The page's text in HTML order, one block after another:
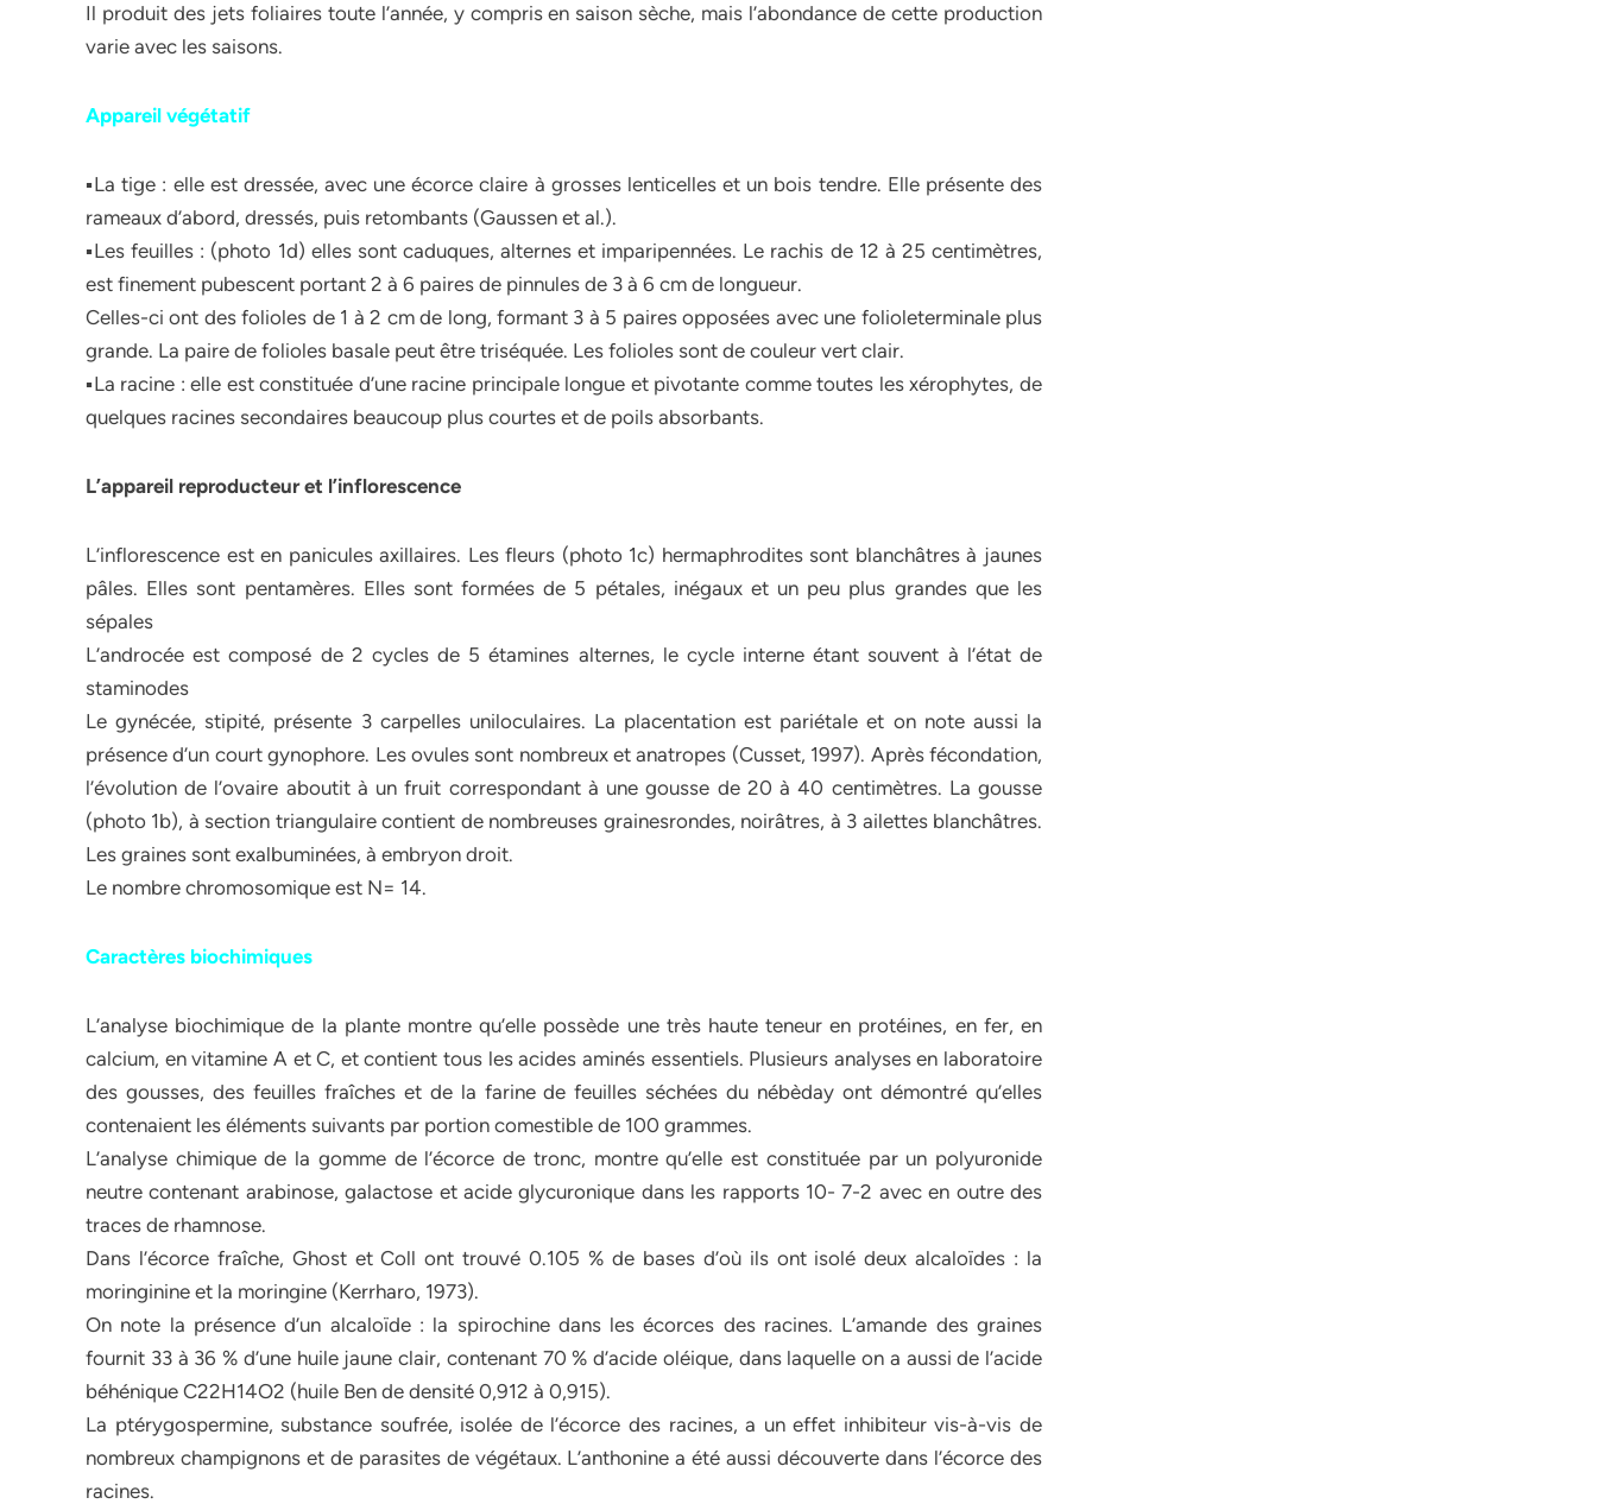
Il produit des jets foliaires toute l’année, y compris en saison sèche, mais l’abondance de cette production
varie avec les saisons.
Appareil végétatif
▪La tige : elle est dressée, avec une écorce claire à grosses lenticelles et un bois tendre. Elle présente des
rameaux d’abord, dressés, puis retombants (Gaussen et al.).
▪Les feuilles : (photo 1d) elles sont caduques, alternes et imparipennées. Le rachis de 12 à 25 centimètres,
est finement pubescent portant 2 à 6 paires de pinnules de 3 à 6 cm de longueur.
Celles-ci ont des folioles de 1 à 2 cm de long, formant 3 à 5 paires opposées avec une folioleterminale plus
grande. La paire de folioles basale peut être triséquée. Les folioles sont de couleur vert clair.
▪La racine : elle est constituée d’une racine principale longue et pivotante comme toutes les xérophytes, de
quelques racines secondaires beaucoup plus courtes et de poils absorbants.
L’appareil reproducteur et l’inflorescence
L’inflorescence est en panicules axillaires. Les fleurs (photo 1c) hermaphrodites sont blanchâtres à jaunes
pâles. Elles sont pentamères. Elles sont formées de 5 pétales, inégaux et un peu plus grandes que les
sépales
L’androcée est composé de 2 cycles de 5 étamines alternes, le cycle interne étant souvent à l’état de
staminodes
Le gynécée, stipité, présente 3 carpelles uniloculaires. La placentation est pariétale et on note aussi la
présence d’un court gynophore. Les ovules sont nombreux et anatropes (Cusset, 1997). Après fécondation,
l’évolution de l’ovaire aboutit à un fruit correspondant à une gousse de 20 à 40 centimètres. La gousse
(photo 1b), à section triangulaire contient de nombreuses grainesrondes, noirâtres, à 3 ailettes blanchâtres.
Les graines sont exalbuminées, à embryon droit.
Le nombre chromosomique est N= 14.
Caractères biochimiques
L’analyse biochimique de la plante montre qu’elle possède une très haute teneur en protéines, en fer, en
calcium, en vitamine A et C, et contient tous les acides aminés essentiels. Plusieurs analyses en laboratoire
des gousses, des feuilles fraîches et de la farine de feuilles séchées du nébèday ont démontré qu’elles
contenaient les éléments suivants par portion comestible de 100 grammes.
L’analyse chimique de la gomme de l’écorce de tronc, montre qu’elle est constituée par un polyuronide
neutre contenant arabinose, galactose et acide glycuronique dans les rapports 10- 7-2 avec en outre des
traces de rhamnose.
Dans l’écorce fraîche, Ghost et Coll ont trouvé 0.105 % de bases d’où ils ont isolé deux alcaloïdes : la
moringinine et la moringine (Kerrharo, 1973).
On note la présence d’un alcaloïde : la spirochine dans les écorces des racines. L’amande des graines
fournit 33 à 36 % d’une huile jaune clair, contenant 70 % d’acide oléique, dans laquelle on a aussi de l’acide
béhénique C22H14O2 (huile Ben de densité 0,912 à 0,915).
La ptérygospermine, substance soufrée, isolée de l’écorce des racines, a un effet inhibiteur vis-à-vis de
nombreux champignons et de parasites de végétaux. L’anthonine a été aussi découverte dans l’écorce des
racines.